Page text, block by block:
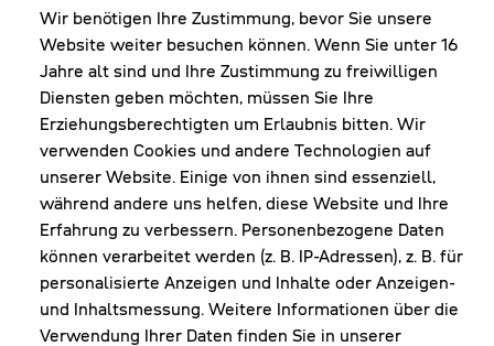
Wir benötigen Ihre Zustimmung, bevor Sie unsere
Website weiter besuchen können. Wenn Sie unter 16
Jahre alt sind und Ihre Zustimmung zu freiwilligen
Diensten geben möchten, müssen Sie Ihre
Erziehungsberechtigten um Erlaubnis bitten. Wir
verwenden Cookies und andere Technologien auf
unserer Website. Einige von ihnen sind essenziell,
während andere uns helfen, diese Website und Ihre
Erfahrung zu verbessern. Personenbezogene Daten
können verarbeitet werden (z. B. IP-Adressen), z. B. für
personalisierte Anzeigen und Inhalte oder Anzeigen-
und Inhaltsmessung. Weitere Informationen über die
Verwendung Ihrer Daten finden Sie in unserer
FR: 8:00-12:00 & 13:00-16:00 Uhr
Shop Diepoldsau
MO-Do: 8:00-12:00 & 13:00-17:30 Uhr
Fr: 8:00-16:00 Uhr
1. Samstag im Monat: 9:00-16:00 Uhr
NEWSLETTER
Erhalte Infos zu aktueller Arbeitskleidung für